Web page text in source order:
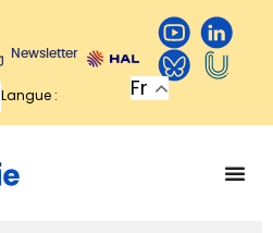
Newsletter
Langue : Fr